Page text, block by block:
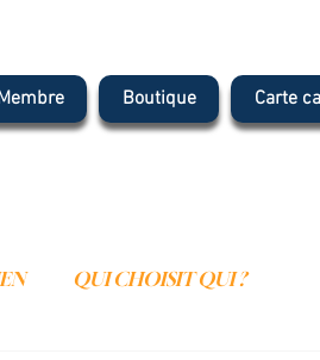
Boutique Carte
QUI CHOISIT QUI ?